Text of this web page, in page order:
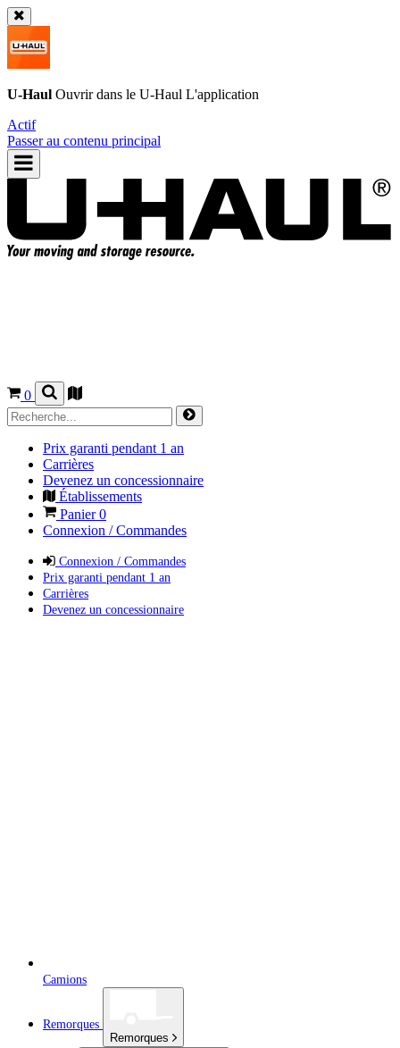
U-Haul Ouvrir dans le U-Haul L'application
Actif
Passer au contenu principal
0
Prix garanti pendant 1 an
Carrières
Devenez un concessionnaire
Établissements
Panier0
Connexion / Commandes
Connexion / Commandes
Prix garanti pendant 1 an
Carrières
Devenez un concessionnaire
Camions
Remorques
Remorques